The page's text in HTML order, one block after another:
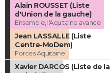
Alain ROUSSET (Liste
d'Union de la gauche)
Ensemble, l'Aquitaine avance
Jean LASSALLE (Liste
Centre-MoDem)
Forces Aquitaine
Xavier DARCOS (Liste de la